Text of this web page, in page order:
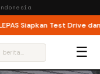
Siapkan Test Drive dan
☰